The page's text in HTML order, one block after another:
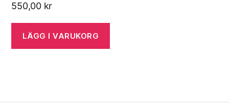
550,00 kr
LÄGG I VARUKORG